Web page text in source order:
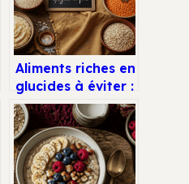
Aliments riches en
glucides à éviter :
comment stopper
le stockage des
graisses et
stabiliser votre
glycémie